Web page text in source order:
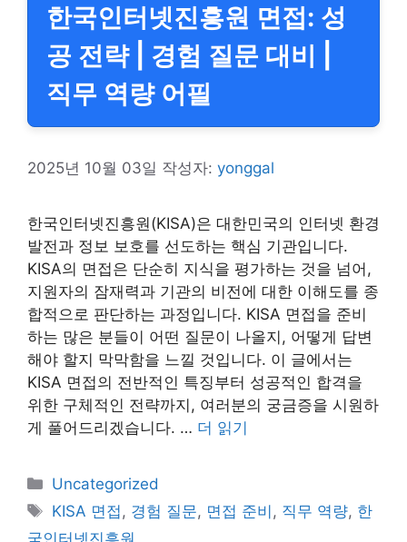
한국인터넷진흥원 면접: 성
공 전략 | 경험 질문 대비 |
직무 역량 어필
2025년 10월 03일 작성자: yonggal
한국인터넷진흥원(KISA)은 대한민국의 인터넷 환경
발전과 정보 보호를 선도하는 핵심 기관입니다.
KISA의 면접은 단순히 지식을 평가하는 것을 넘어,
지원자의 잠재력과 기관의 비전에 대한 이해도를 종
합적으로 판단하는 과정입니다. KISA 면접을 준비
하는 많은 분들이 어떤 질문이 나올지, 어떻게 답변
해야 할지 막막함을 느낄 것입니다. 이 글에서는
KISA 면접의 전반적인 특징부터 성공적인 합격을
위한 구체적인 전략까지, 여러분의 궁금증을 시원하
게 풀어드리겠습니다. … 더 읽기
카
테
Uncategorized
태
그
KISA 면접 , 경험 질문, 면접 준비 , 직무 역량, 한
국인터넷진흥원